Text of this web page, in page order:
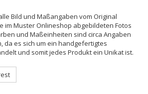
Bild und Maßangaben vom Original
im Muster Onlineshop abgebildeten Fotos
und Maßeinheiten sind circa Angaben
da es sich um ein handgefertigtes
und somit jedes Produkt ein Unikat ist.